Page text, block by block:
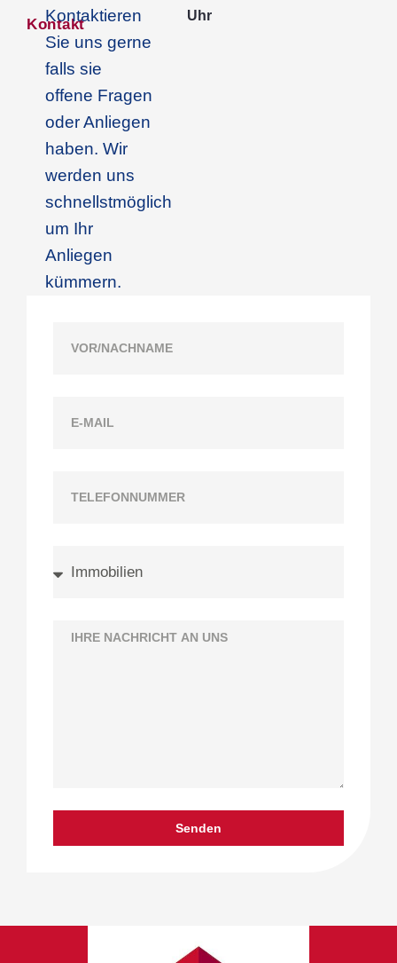
Kontakt
Kontaktieren
Sie uns gerne
falls sie
offene Fragen
oder Anliegen
haben. Wir
werden uns
schnellstmöglich
um Ihr
Anliegen
kümmern.
Uhr
Senden